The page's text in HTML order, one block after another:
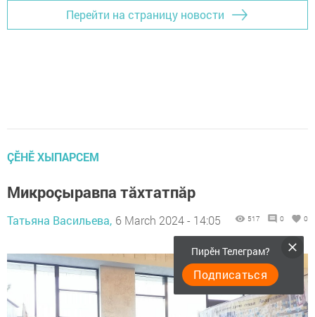
Перейти на страницу новости
ÇӖНӖ ХЫПАРСЕМ
Микроçыравпа тăхтатпăр
Татьяна Васильева, 6 March 2024 - 14:05 517 0 0
Пирӗн Телеграм?
Подписаться